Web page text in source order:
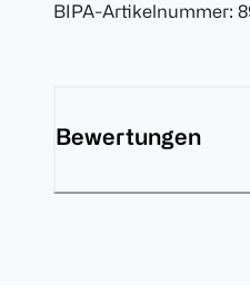
BIPA-Artikelnummer:
Bewertungen